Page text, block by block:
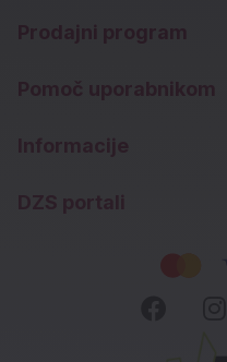
Prodajni program
Pomoč uporabnikom
Informacije
DZS portali